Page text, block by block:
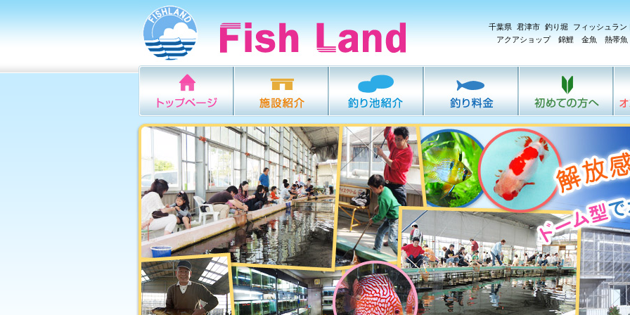
千葉県 君津市 釣り堀 フィッシュラン
アクアショップ 錦鯉 金魚 熱帯魚